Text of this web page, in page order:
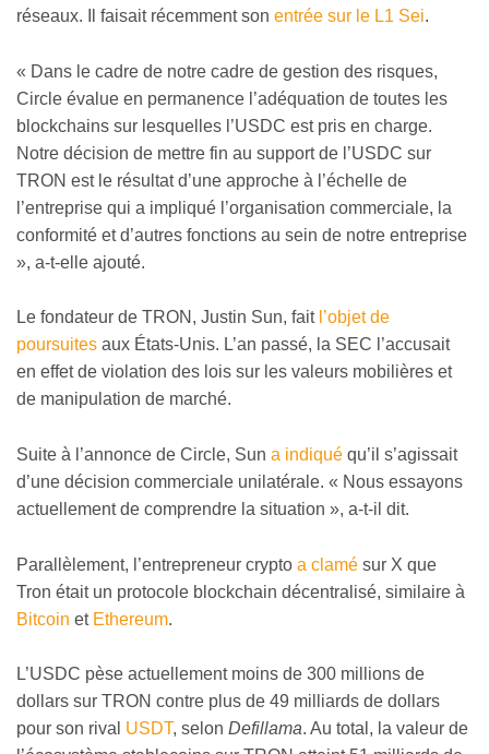
réseaux. Il faisait récemment son entrée sur le L1 Sei.
« Dans le cadre de notre cadre de gestion des risques,
Circle évalue en permanence l’adéquation de toutes les
blockchains sur lesquelles l’USDC est pris en charge.
Notre décision de mettre fin au support de l’USDC sur
TRON est le résultat d’une approche à l’échelle de
l’entreprise qui a impliqué l’organisation commerciale, la
conformité et d’autres fonctions au sein de notre entreprise
», a-t-elle ajouté.
Le fondateur de TRON, Justin Sun, fait l’objet de
poursuites aux États-Unis. L’an passé, la SEC l’accusait
en effet de violation des lois sur les valeurs mobilières et
de manipulation de marché.
Suite à l’annonce de Circle, Sun a indiqué qu’il s’agissait
d’une décision commerciale unilatérale. « Nous essayons
actuellement de comprendre la situation », a-t-il dit.
Parallèlement, l’entrepreneur crypto a clamé sur X que
Tron était un protocole blockchain décentralisé, similaire à
Bitcoin et Ethereum.
L’USDC pèse actuellement moins de 300 millions de
dollars sur TRON contre plus de 49 milliards de dollars
pour son rival USDT, selon Defillama. Au total, la valeur de